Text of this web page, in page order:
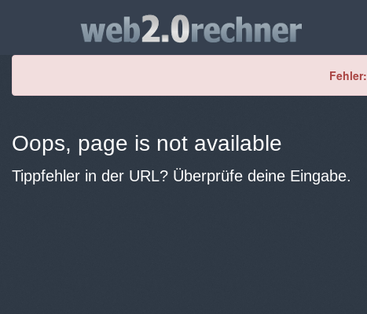
Fehler:
Oops, page is not available
Tippfehler in der URL? Überprüfe deine Eingabe.